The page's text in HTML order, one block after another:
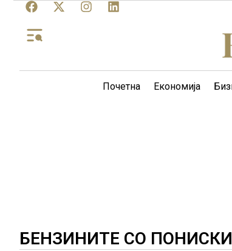
Почетна Економија
БЕНЗИНИТЕ СО